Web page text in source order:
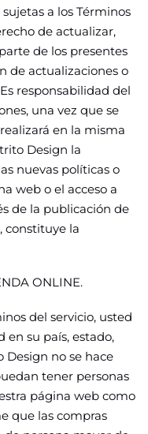
a los Términos
de actualizar,
de los presentes
de actualizaciones o
responsabilidad del
una vez que se
en la misma
Design la
nuevas políticas o
web o el acceso a
de la publicación de
constituye la
ONLINE.
del servicio, usted
en su país, estado,
Design no se hace
tener personas
página web como
que las compras